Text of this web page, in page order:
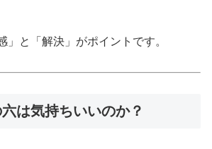
」と「解決」がポイントです。
は気持ちいいのか？